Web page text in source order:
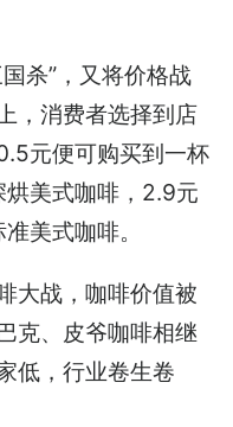
杀”，又将价格战
，消费者选择到店
元便可购买到一杯
美式咖啡，2.9元
美式咖啡。
大战，咖啡价值被
克、皮爷咖啡相继
低，行业卷生卷